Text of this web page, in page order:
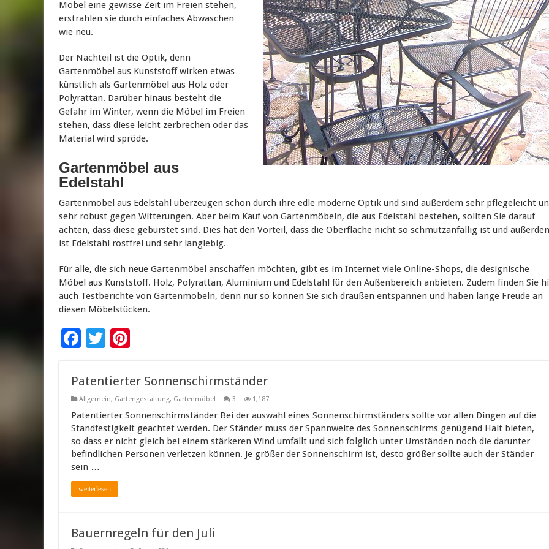
Möbel eine gewisse Zeit im Freien stehen,
erstrahlen sie durch einfaches Abwaschen
wie neu.
Der Nachteil ist die Optik, denn
Gartenmöbel aus Kunststoff wirken etwas
künstlich als Gartenmöbel aus Holz oder
Polyrattan. Darüber hinaus besteht die
Gefahr im Winter, wenn die Möbel im Freien
stehen, dass diese leicht zerbrechen oder das
Material wird spröde.
Gartenmöbel aus
Edelstahl
Gartenmöbel aus Edelstahl überzeugen schon durch ihre edle moderne Optik und sind außerdem sehr pflegeleicht
sehr robust gegen Witterungen. Aber beim Kauf von Gartenmöbeln, die aus Edelstahl bestehen, sollten Sie darauf
achten, dass diese gebürstet sind. Dies hat den Vorteil, dass die Oberfläche nicht so schmutzanfällig ist und
ist Edelstahl rostfrei und sehr langlebig.
Für alle, die sich neue Gartenmöbel anschaffen möchten, gibt es im Internet viele Online-Shops, die designische
Möbel aus Kunststoff. Holz, Polyrattan, Aluminium und Edelstahl für den Außenbereich anbieten. Zudem finden Sie
auch Testberichte von Gartenmöbeln, denn nur so können Sie sich draußen entspannen und haben lange Freude an
diesen Möbelstücken.
F
e
b
o
o
k
T
tt
er
er
es
t
Patentierter Sonnenschirmständer
Allgemein, Gartengestaltung, Gartenmöbel 3 1,187
Patentierter Sonnenschirmständer Bei der auswahl eines Sonnenschirmständers sollte vor allen Dingen auf die
Standfestigkeit geachtet werden. Der Ständer muss der Spannweite des Sonnenschirms genügend Halt bieten,
so dass er nicht gleich bei einem stärkeren Wind umfällt und sich folglich unter Umständen noch die darunter
befindlichen Personen verletzen können. Je größer der Sonnenschirm ist, desto größer sollte auch der Ständer
sein …
weiterlesen
Bauernregeln für den Juli